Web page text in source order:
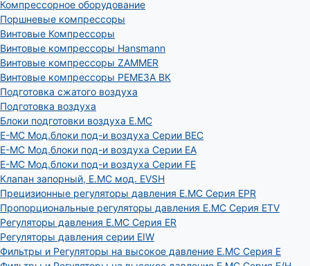
Компрессорное оборудование
Поршневые компрессоры
Винтовые Компрессоры
Винтовые компрессоры Hansmann
Винтовые компрессоры ZAMMER
Винтовые компрессоры РЕМЕЗА ВК
Подготовка сжатого воздуха
Подготовка воздуха
Блоки подготовки воздуха E.MC
E-MC Мод.блоки под-и воздуха Серии BEC
E-MC Мод.блоки под-и воздуха Серии EA
E-MC Мод.блоки под-и воздуха Серии FE
Клапан запорный, E.MC мод. EVSH
Прецизионные регуляторы давления E.MC Серия EPR
Пропорциональные регуляторы давления E.MC Серия ETV
Регуляторы давления E.MC Серия ER
Регуляторы давления серии EIW
Фильтры и Регуляторы на высокое давление E.MC Серия E